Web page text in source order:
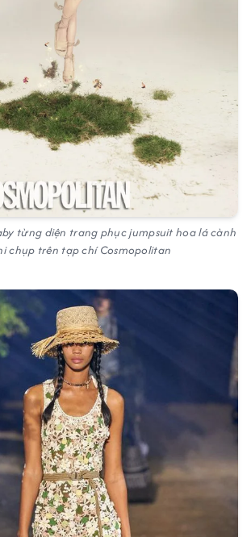
từng diện trang phục jumpsuit hoa lá cành
chụp trên tạp chí Cosmopolitan